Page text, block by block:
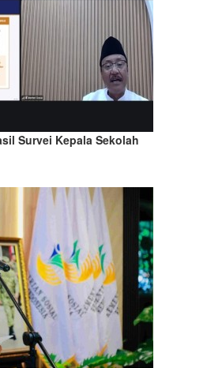
Survei Kepala Sekolah